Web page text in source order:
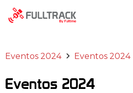
Eventos 2024 Eventos 2024
Eventos 2024